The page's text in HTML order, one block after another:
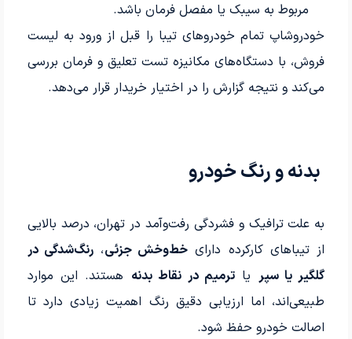
مربوط به سیبک یا مفصل فرمان باشد.
خودرو‌شاپ تمام خودروهای تیبا را قبل از ورود به لیست
فروش، با دستگاه‌های مکانیزه تست تعلیق و فرمان بررسی
می‌کند و نتیجه گزارش را در اختیار خریدار قرار می‌دهد.
بدنه و رنگ خودرو
به علت ترافیک و فشردگی رفت‌وآمد در تهران، درصد بالایی
از تیباهای کارکرده دارایخط‌وخش جزئی، رنگ‌شدگی در
گلگیر یا سپر یاترمیم در نقاط بدنه هستند. این موارد
طبیعی‌اند، اما ارزیابی دقیق رنگ اهمیت زیادی دارد تا
اصالت خودرو حفظ شود.